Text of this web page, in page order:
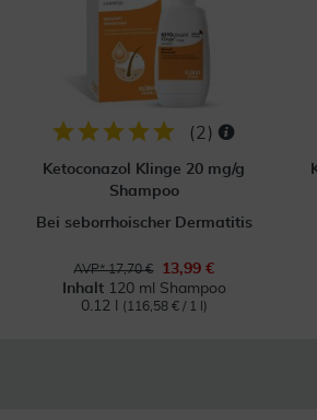
(2 )
Ketoconazol Klinge 20 mg/g
Shampoo
Bei seborrhoischer Dermatitis
AVP* 17,70 €
13,99 €
Inhalt 120 ml Shampoo
0.12 l
(116,58 € / 1 l)